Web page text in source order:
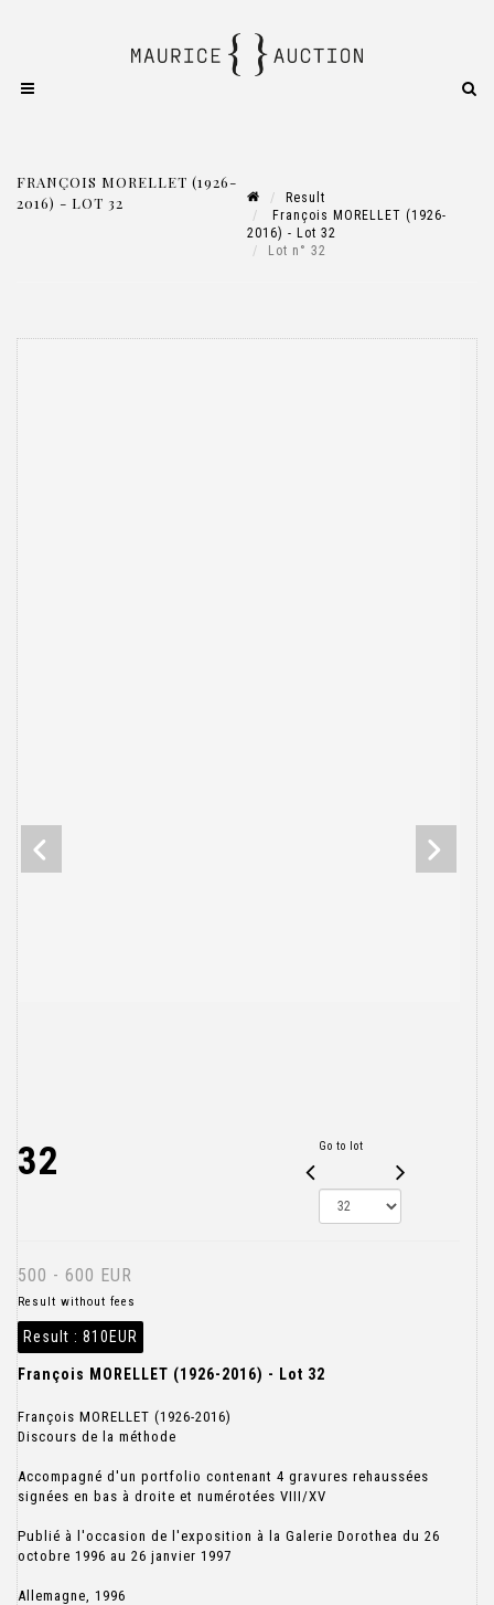
FRANÇOIS MORELLET (1926-
2016) - LOT 32
Result
François MORELLET (1926-
2016) - Lot 32
Lot n° 32
32 Go to lot
500 - 600 EUR
Result without fees
Result : 810EUR
François MORELLET (1926-2016) - Lot 32
François MORELLET (1926-2016)
Discours de la méthode
Accompagné d'un portfolio contenant 4 gravures rehaussées
signées en bas à droite et numérotées VIII/XV
Publié à l'occasion de l'exposition à la Galerie Dorothea du 26
octobre 1996 au 26 janvier 1997
Allemagne, 1996